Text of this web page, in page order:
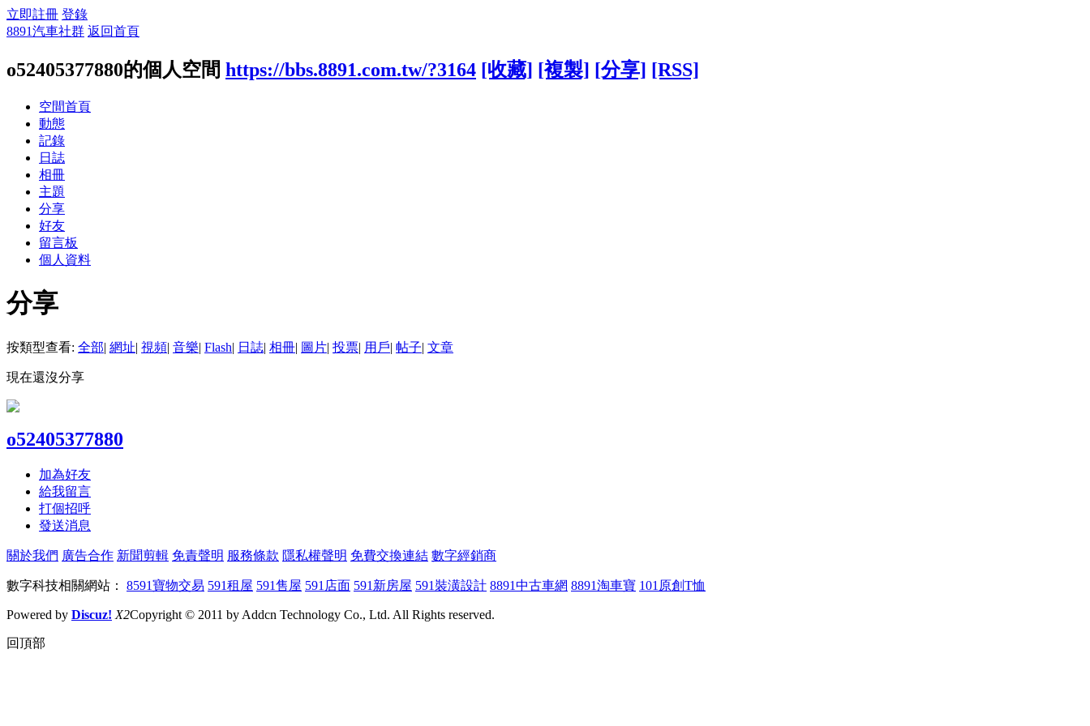
立即註冊 登錄
8891汽車社群 返回首頁
o52405377880的個人空間 https://bbs.8891.com.tw/?3164 [收藏] [複製] [分享] [RSS]
空間首頁
動態
記錄
日誌
相冊
主題
分享
好友
留言板
個人資料
分享
按類型查看: 全部| 網址| 視頻| 音樂| Flash| 日誌| 相冊| 圖片| 投票| 用戶| 帖子| 文章
現在還沒分享
o52405377880
加為好友
給我留言
打個招呼
發送消息
關於我們 廣告合作 新聞剪輯 免責聲明 服務條款 隱私權聲明 免費交換連結 數字經銷商
數字科技相關網站： 8591寶物交易 591租屋 591售屋 591店面 591新房屋 591裝潢設計 8891中古車網 8891淘車寶 101原創T恤
Powered by Discuz! X2Copyright © 2011 by Addcn Technology Co., Ltd. All Rights reserved.
回頂部